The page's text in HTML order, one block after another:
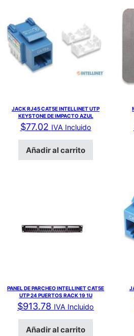
JACK RJ45 CAT5E INTELLINET UTP
KEYSTONE DE IMPACTO AZUL
$77.02 IVA Incluido
Añadir al carrito
PANEL DE PARCHEO INTELLINET CAT5E
UTP 24 PUERTOS RACK 19 1U
$913.78 IVA Incluido
Añadir al carrito